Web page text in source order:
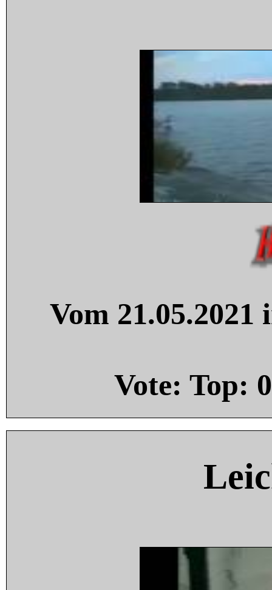
Vom
Vote: Top: 0